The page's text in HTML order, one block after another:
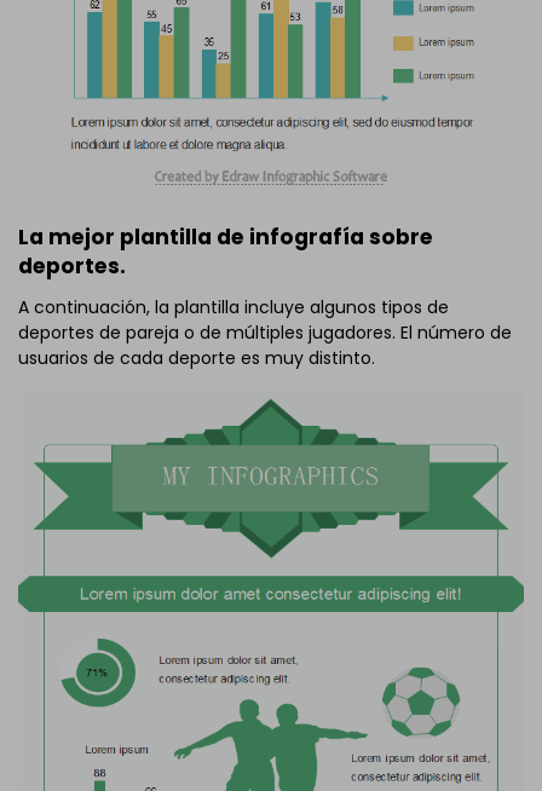
La mejor plantilla de infografía sobre
deportes.
A continuación, la plantilla incluye algunos tipos de
deportes de pareja o de múltiples jugadores. El número de
usuarios de cada deporte es muy distinto.